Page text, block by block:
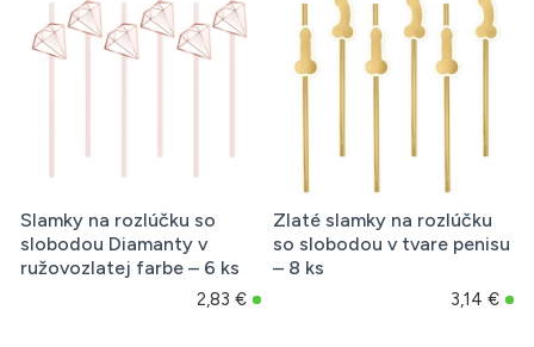
Slamky na rozlúčku so
slobodou Diamanty v
ružovozlatej farbe – 6 ks
2,83 €
Zlaté slamky na rozlúčku
so slobodou v tvare penisu
– 8 ks
3,14 €